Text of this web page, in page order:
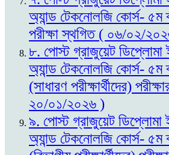
অ্যান্ড টেকনোলজি কোর্স- ৫ম
পরীক্ষা স্থগিত ( ০৬/০২/
৮. পোস্ট গ্রাজুয়েট ডিপ্লোমা
অ্যান্ড টেকনোলজি কোর্স- ৫ম
(সাধারণ পরীক্ষার্থীদের)
২০/০১/২০২৬ )
৯. পোস্ট গ্রাজুয়েট ডিপ্লোমা
অ্যান্ড টেকনোলজি কোর্স- ৫ম